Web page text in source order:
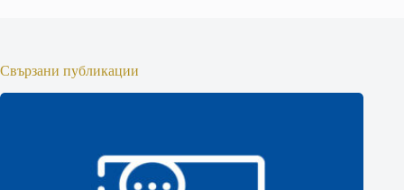
Свързани публикации